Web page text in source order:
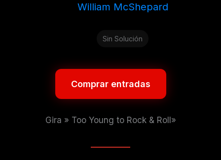
William McShepard
Sin Solución
Comprar entradas
Gira » Too Young to Rock & Roll»